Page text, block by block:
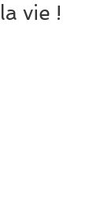
la vie !